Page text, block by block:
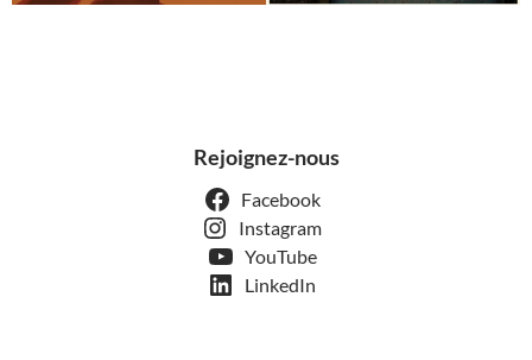
Rejoignez-nous
Facebook
Instagram
YouTube
LinkedIn